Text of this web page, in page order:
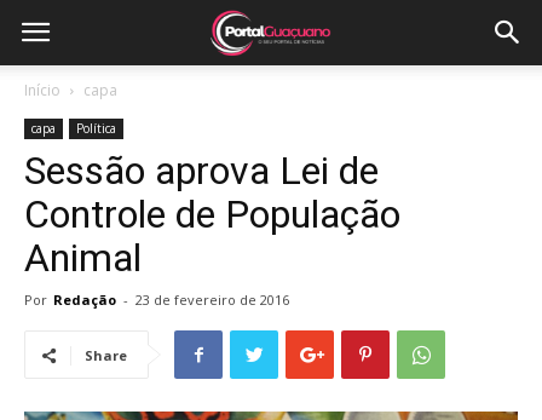
Início capa
capa Política
Sessão aprova Lei de
Controle de População
Animal
Por Redação - 23 de fevereiro de 2016
Share